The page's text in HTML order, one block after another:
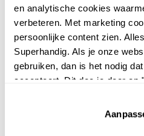
en analytische cookies
verbeteren. Met marketing
persoonlijke content zien.
Superhandig. Als je onze
gebruiken, dan is het nodig
accepteert. Dit doe je door op
website niet optimaal